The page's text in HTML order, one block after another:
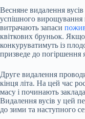
Весняне видалення
успішного
витрачають запаси
квіткових бруньок.
конкуруватимуть із
призведе до погіршення
Друге видалення
кінця літа. На цей час
масу і починають
Видалення вусів у цей
до зими та наступного